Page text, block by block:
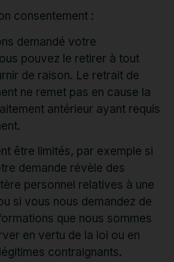
consentement :
demandé votre
pouvez le retirer à tout
de raison. Le retrait de
ne remet pas en cause la
antérieur ayant requis
être limités, par exemple si
demande révèle des
personnel relatives à une
si vous nous demandez de
que nous sommes
en vertu de la loi ou en
contraignants.